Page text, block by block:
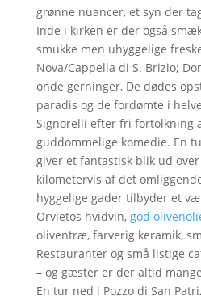
grønne nuancer, et syn der
Inde i kirken er der også
smukke men uhyggelige
Nova/Cappella di S. Brizio;
onde gerninger, De dødes
paradis og de fordømte i
Signorelli efter fri fortolkning
guddommelige komedie. En
giver et fantastisk blik ud
kilometervis af det
hyggelige gader tilbyder et
Orvietos hvidvin, god
oliventræ, farverig keramik,
Restauranter og små listige
– og gæster er der altid
En tur ned i Pozzo di San